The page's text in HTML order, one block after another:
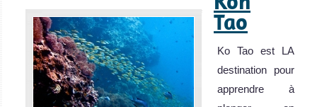
Tao
Ko Tao est LA
destination pour
apprendre à